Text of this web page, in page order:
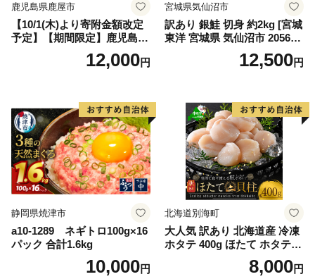
鹿児島県鹿屋市
【10/1(木)より寄附金額改定
予定】【期間限定】鹿児島県
大隅産うなぎ蒲焼4尾（400
g） KN007-02312,000円
宮城県気仙沼市
訳あり 銀鮭 切身 約2kg [宮城
東洋 宮城県 気仙沼市 205649
91] 鮭 魚介類 海鮮 訳アリ 規
格外 不揃い さけ サケ 鮭切身
切り身 魚 わけあり
12,500円
静岡県焼津市
a10-1289 ネギトロ100g×16
パック 合計1.6kg
10,000円
北海道別海町
大人気 訳あり 北海道産 冷凍
ホタテ 400g ほたて ホタテ
8,000円